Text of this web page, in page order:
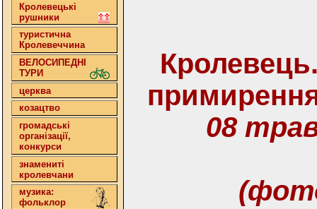
Кролевецькі
рушники
туристична
Кролевеччина
ВЕЛОСИПЕДНІ
ТУРИ
церква
козацтво
громадські
організації,
конкурси
знамениті
кролевчани
музика:
фольклор
08